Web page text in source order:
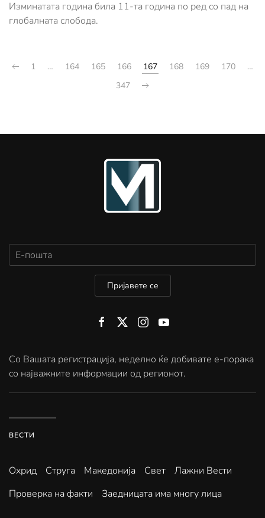
Изминатата година била 11-та година по ред со пад на
глобалната слобода.
1 … 164 165 166 167 168 169 170
…
347
Пријавете се
Со Вашата регистрација, неделно ќе добивате е-порака
со најважните информации од регионот.
ВЕСТИ
Охрид Струга Македонија Свет
Лажни Вести
Проверка на факти
Заедницата има многу лица